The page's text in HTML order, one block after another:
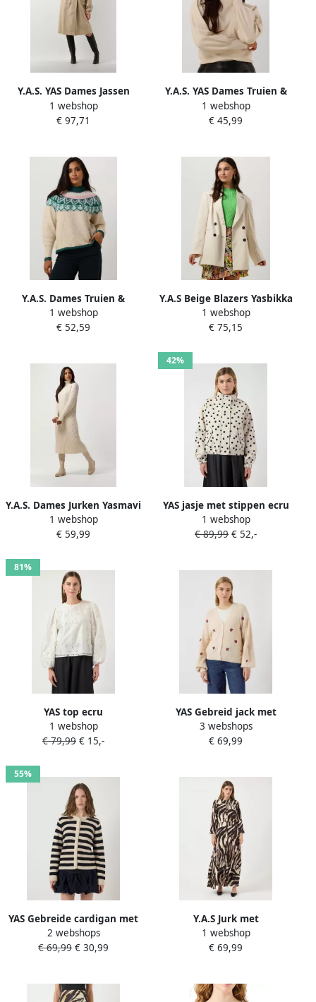
Y.A.S. YAS Dames Jassen
Yasteronimo Trench Coat
Beige
1 webshop
€ 97,71
Y.A.S. YAS Dames Truien &
Vesten Yasfonny Ls Knit
Pullover Beige
1 webshop
€ 45,99
Y.A.S. Dames Truien &
Vesten Yasice Ls Knit
Pullover Beige
1 webshop
€ 52,59
Y.A.S Beige Blazers Yasbikka
Ls Blazer Beige Dames
1 webshop
€ 75,15
Y.A.S. Dames Jurken Yasmavi
Knit Midi Rollneck Dress
Beige
1 webshop
€ 59,99
42%
YAS jasje met stippen ecru
1 webshop
€ 89,99 € 52,-
81%
YAS top ecru
1 webshop
€ 79,99 € 15,-
YAS Gebreid jack met
knoopsluiting en wol model
'FLEUR'
3 webshops
€ 69,99
55%
YAS Gebreide cardigan met
ronde hals model 'SIRONI'
2 webshops
€ 69,99 € 30,99
Y.A.S Jurk met
overhemdkraag
YASSAVANNA LONG SHIRT
1 webshop
€ 69,99